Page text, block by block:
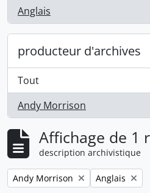
Anglais
, 1 résultats
producteur d'archives
Tout
Andy Morrison
, 1 résultats
Affichage de 1
description archivistique
Remove filter:
Andy Morrison Remove filter:
Anglais